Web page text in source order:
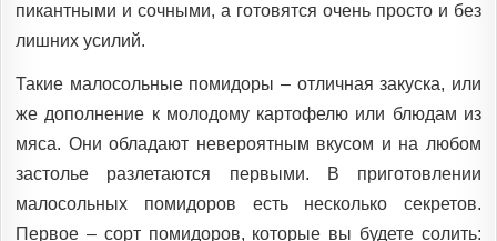
пикантными и сочными, а готовятся очень просто и без
лишних усилий.
Такие малосольные помидоры – отличная закуска, или
же дополнение к молодому картофелю или блюдам из
мяса. Они обладают невероятным вкусом и на любом
застолье разлетаются первыми. В приготовлении
малосольных помидоров есть несколько секретов.
Первое – сорт помидоров, которые вы будете солить: